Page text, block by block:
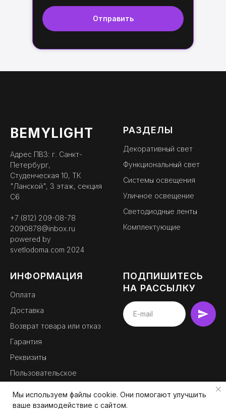
официальный партнер
BEMYLIGHT
Отправить
Мы используем файлы cookie. Они помогают улучшить
ваше взаимодействие с сайтом.
BEMYLIGHT
Адрес ПВЗ: г. Санкт-
Петербург,
Студенческая 10, ТК
"Ланской", 3 этаж, секция
С6
+7 (812) 209-08-78
2090878@inbox.ru
powered by
svetlodoma.com 2024
РАЗДЕЛЫ
Декоративный свет
Функциональный свет
Системы освещения
Уличное освещение
Светодиодные ленты
Комплектующие
ИНФОРМАЦИЯ
Оплата
Доставка
Возврат товара или отказ
Гарантия
Реквизиты
Пользовательское
соглашение
Контакты
ПОДПИШИТЕСЬ
НА РАССЫЛКУ